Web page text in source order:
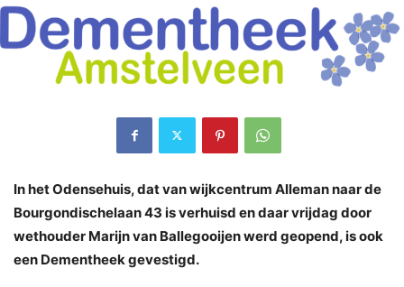
In het Odensehuis, dat van wijkcentrum Alleman naar de
Bourgondischelaan 43 is verhuisd en daar vrijdag door
wethouder Marijn van Ballegooijen werd geopend, is ook
een Dementheek gevestigd.